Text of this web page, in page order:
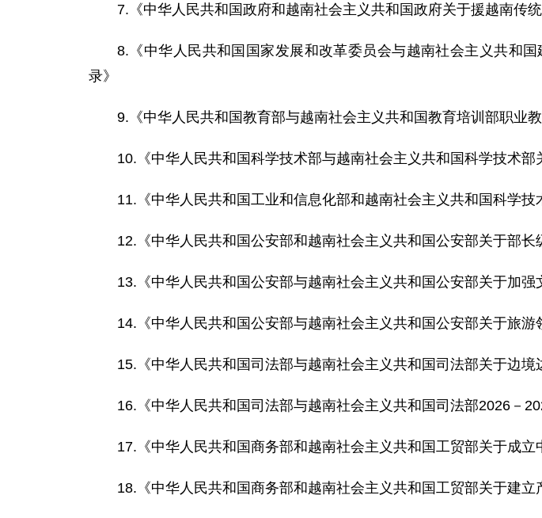
7.《中华人民共和国政府和越南社会主义共和国政府关于援越南传
8.《中华人民共和国国家发展和改革委员会与越南社会主义共和
录》
9.《中华人民共和国教育部与越南社会主义共和国教育培训部职业教
10.《中华人民共和国科学技术部与越南社会主义共和国科学技术部
11.《中华人民共和国工业和信息化部和越南社会主义共和国科学技
12.《中华人民共和国公安部和越南社会主义共和国公安部关于部长
13.《中华人民共和国公安部与越南社会主义共和国公安部关于加强
14.《中华人民共和国公安部与越南社会主义共和国公安部关于旅游
15.《中华人民共和国司法部与越南社会主义共和国司法部关于边境
16.《中华人民共和国司法部与越南社会主义共和国司法部2026－
17.《中华人民共和国商务部和越南社会主义共和国工贸部关于成
18.《中华人民共和国商务部和越南社会主义共和国工贸部关于建立